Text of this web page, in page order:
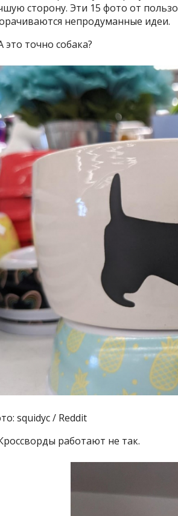
сторону. Эти 15 фото от
непродуманные идеи.
это точно собака?
squidyc / Reddit
работают не так.